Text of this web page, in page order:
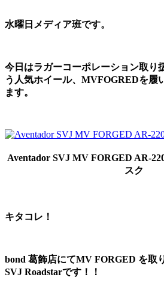
水曜日メディア班です。
今日はラガーコーポレーション取り
う人気ホイール、MVFOGREDを履
ます。
Aventador SVJ MV FORGED AR-
スク
キタコレ！
bond 葛飾店にてMV FORGED を取
SVJ Roadstarです！！